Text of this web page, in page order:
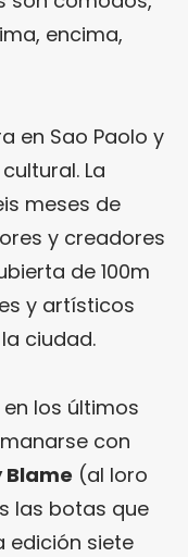
encima,
en Sao Paolo y
La
meses de
y creadores
de 100m
y artísticos
ciudad.
los últimos
con
Blame (al loro
las botas que
edición siete